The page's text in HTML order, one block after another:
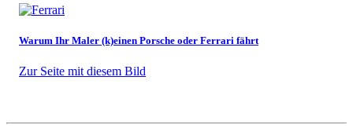
Warum Ihr Maler (k)einen Porsche oder Ferrari fährt
Zur Seite mit diesem Bild